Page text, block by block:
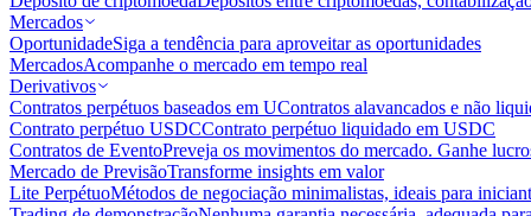
Mercados
OportunidadeSiga a tendência para aproveitar as oportunidades
MercadosAcompanhe o mercado em tempo real
Derivativos
Contratos perpétuos baseados em UContratos alavancados e não
Contrato perpétuo USDCContrato perpétuo liquidado em USDC
Contratos de EventoPreveja os movimentos do mercado. Ganhe
Mercado de PrevisãoTransforme insights em valor
Lite PerpétuoMétodos de negociação minimalistas, ideais para